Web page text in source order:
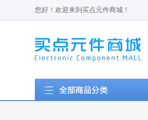
您好！欢迎来到买点元件商城！